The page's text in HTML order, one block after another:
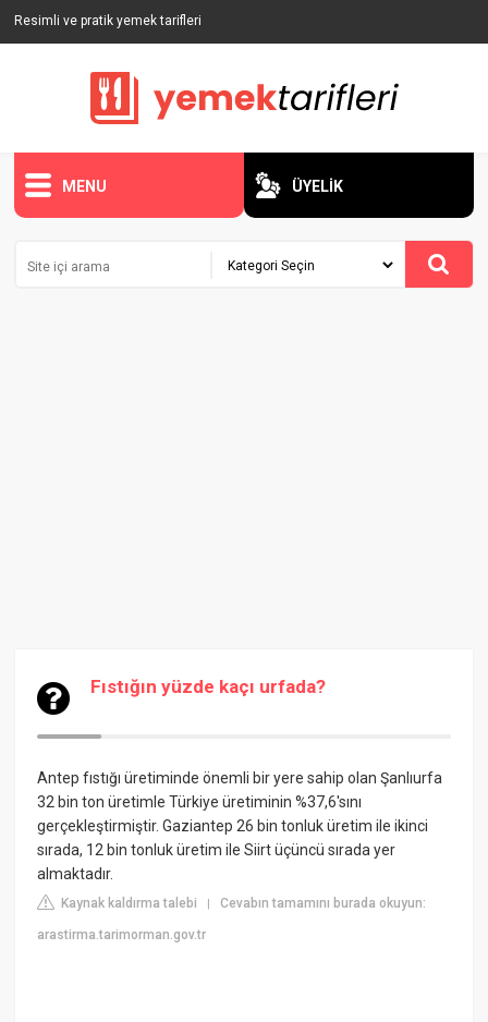
Resimli ve pratik yemek tarifleri
MENU ÜYELİK
Fıstığın yüzde kaçı urfada?
Antep fıstığı üretiminde önemli bir yere sahip olan Şanlıurfa
32 bin ton üretimle Türkiye üretiminin %37,6'sını
gerçekleştirmiştir. Gaziantep 26 bin tonluk üretim ile ikinci
sırada, 12 bin tonluk üretim ile Siirt üçüncü sırada yer
almaktadır.
Kaynak kaldırma talebi |Cevabın tamamını burada okuyun:
arastirma.tarimorman.gov.tr